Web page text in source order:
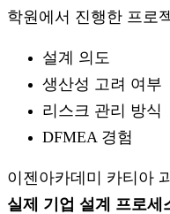
학원에서 진행한 프로
설계 의도
생산성 고려 여부
리스크 관리 방식
DFMEA 경험
이젠아카데미 카티아
실제 기업 설계 프로세